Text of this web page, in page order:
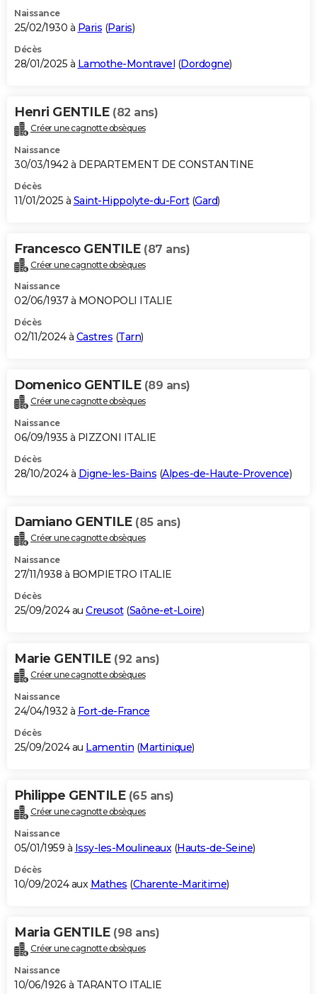
Naissance
25/02/1930 à Paris (Paris)
Décès
28/01/2025 à Lamothe-Montravel (Dordogne)
Henri GENTILE (82 ans)
Créer une cagnotte obsèques
Naissance
30/03/1942 à DEPARTEMENT DE CONSTANTINE
Décès
11/01/2025 à Saint-Hippolyte-du-Fort(Gard)
Francesco GENTILE (87 ans)
Créer une cagnotte obsèques
Naissance
02/06/1937 à MONOPOLI ITALIE
Décès
02/11/2024 à Castres (Tarn)
Domenico GENTILE (89 ans)
Créer une cagnotte obsèques
Naissance
06/09/1935 à PIZZONI ITALIE
Décès
28/10/2024 à Digne-les-Bains (Alpes-de-Haute-Provence)
Damiano GENTILE (85 ans)
Créer une cagnotte obsèques
Naissance
27/11/1938 à BOMPIETRO ITALIE
Décès
25/09/2024 au Creusot(Saône-et-Loire)
Marie GENTILE (92 ans)
Créer une cagnotte obsèques
Naissance
24/04/1932 à Fort-de-France
Décès
25/09/2024 au Lamentin (Martinique)
Philippe GENTILE (65 ans)
Créer une cagnotte obsèques
Naissance
05/01/1959 à Issy-les-Moulineaux(Hauts-de-Seine)
Décès
10/09/2024 aux Mathes (Charente-Maritime)
Maria GENTILE (98 ans)
Créer une cagnotte obsèques
Naissance
10/06/1926 à TARANTO ITALIE